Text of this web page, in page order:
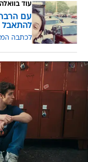
עוד בוואלה
עם
להתאבל
לכתבה